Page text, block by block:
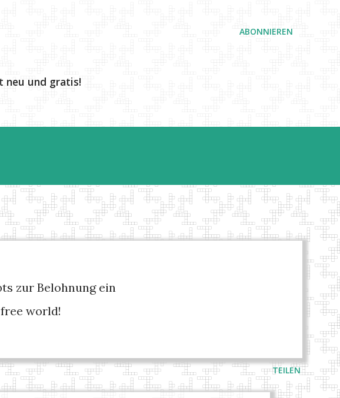
neu und gratis!
ABONNIEREN
zur Belohnung ein
world!
TEILEN